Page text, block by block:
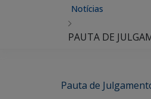
Notícias
PAUTA DE
Pauta de